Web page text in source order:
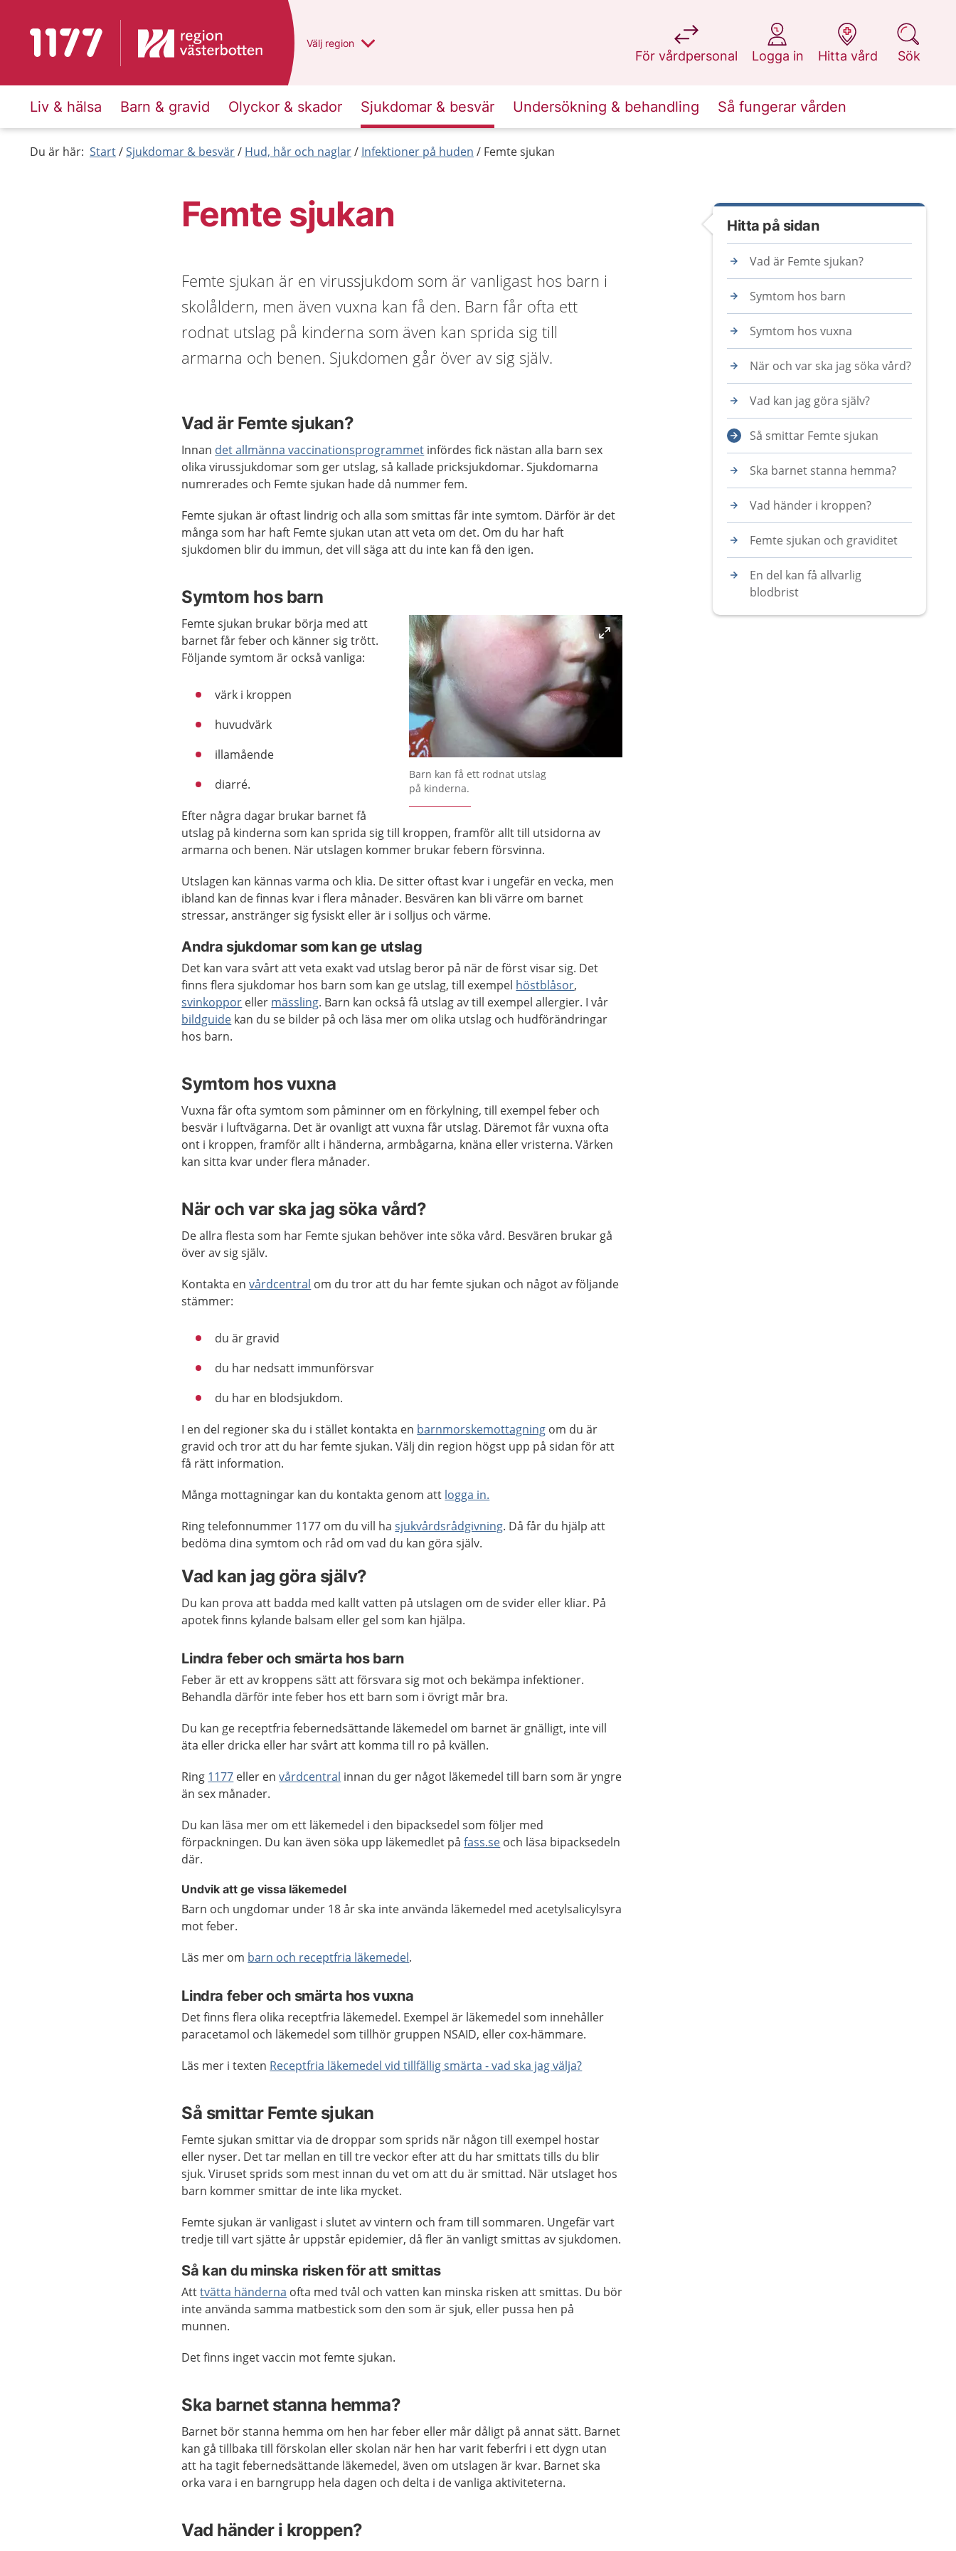
Till startsidan för 1177 Du har valt region
Välj en annan
region
För vårdpersonal
på 1177.se
Logga in
på 1177.se
Hitta vård
på 1177.se
Sök
på 1177.se
Liv & hälsa Barn & gravid Olyckor & skador Sjukdomar & besvär Undersökning & behandling Så fungerar vården
Du är här: Start Sjukdomar & besvär Hud, hår och naglar Infektioner på huden Femte sjukan
Femte sjukan
Femte sjukan är en virussjukdom som är vanligast hos barn i
skolåldern, men även vuxna kan få den. Barn får ofta ett
rodnat utslag på kinderna som även kan sprida sig till
armarna och benen. Sjukdomen går över av sig själv.
Vad är Femte sjukan?
Innan det allmänna vaccinationsprogrammet infördes fick nästan alla barn sex
olika virussjukdomar som ger utslag, så kallade pricksjukdomar. Sjukdomarna
numrerades och Femte sjukan hade då nummer fem.
Femte sjukan är oftast lindrig och alla som smittas får inte symtom. Därför är det
många som har haft Femte sjukan utan att veta om det. Om du har haft
sjukdomen blir du immun, det vill säga att du inte kan få den igen.
Symtom hos barn
Förstora bilden
Barn kan få ett rodnat utslag
på kinderna.
Femte sjukan brukar börja med att
barnet får feber och känner sig trött.
Följande symtom är också vanliga:
värk i kroppen
huvudvärk
illamående
diarré.
Efter några dagar brukar barnet få
utslag på kinderna som kan sprida sig till kroppen, framför allt till utsidorna av
armarna och benen. När utslagen kommer brukar febern försvinna.
Utslagen kan kännas varma och klia. De sitter oftast kvar i ungefär en vecka, men
ibland kan de finnas kvar i flera månader. Besvären kan bli värre om barnet
stressar, anstränger sig fysiskt eller är i solljus och värme.
Andra sjukdomar som kan ge utslag
Det kan vara svårt att veta exakt vad utslag beror på när de först visar sig. Det
finns flera sjukdomar hos barn som kan ge utslag, till exempel höstblåsor,
svinkoppor eller mässling. Barn kan också få utslag av till exempel allergier. I vår
bildguide kan du se bilder på och läsa mer om olika utslag och hudförändringar
hos barn.
Symtom hos vuxna
Vuxna får ofta symtom som påminner om en förkylning, till exempel feber och
besvär i luftvägarna. Det är ovanligt att vuxna får utslag. Däremot får vuxna ofta
ont i kroppen, framför allt i händerna, armbågarna, knäna eller vristerna. Värken
kan sitta kvar under flera månader.
När och var ska jag söka vård?
De allra flesta som har Femte sjukan behöver inte söka vård. Besvären brukar gå
över av sig själv.
Kontakta envårdcentral om du tror att du har femte sjukan och något av följande
stämmer:
du är gravid
du har nedsatt immunförsvar
du har en blodsjukdom.
I en del regioner ska du i stället kontakta en barnmorskemottagning om du är
gravid och tror att du har femte sjukan. Välj din region högst upp på sidan för att
få rätt information.
Många mottagningar kan du kontakta genom att logga in.
Ring telefonnummer 1177 om du vill hasjukvårdsrådgivning. Då får du hjälp att
bedöma dina symtom och råd om vad du kan göra själv.
Vad kan jag göra själv?
Du kan prova att badda med kallt vatten på utslagen om de svider eller kliar. På
apotek finns kylande balsam eller gel som kan hjälpa.
Lindra feber och smärta hos barn
Feber är ett av kroppens sätt att försvara sig mot och bekämpa infektioner.
Behandla därför inte feber hos ett barn som i övrigt mår bra.
Du kan ge receptfria febernedsättande läkemedel om barnet är gnälligt, inte vill
äta eller dricka eller har svårt att komma till ro på kvällen.
Ring 1177 eller envårdcentral innan du ger något läkemedel till barn som är yngre
än sex månader.
Du kan läsa mer om ett läkemedel i den bipacksedel som följer med
förpackningen. Du kan även söka upp läkemedlet påfass.se och läsa bipacksedeln
där.
Undvik att ge vissa läkemedel
Barn och ungdomar under 18 år ska inte använda läkemedel med acetylsalicylsyra
mot feber.
Läs mer om barn och receptfria läkemedel.
Lindra feber och smärta hos vuxna
Det finns flera olika receptfria läkemedel. Exempel är läkemedel som innehåller
paracetamol och läkemedel som tillhör gruppen NSAID, eller cox-hämmare.
Läs mer i texten Receptfria läkemedel vid tillfällig smärta - vad ska jag välja?
Så smittar Femte sjukan
Femte sjukan smittar via de droppar som sprids när någon till exempel hostar
eller nyser. Det tar mellan en till tre veckor efter att du har smittats tills du blir
sjuk. Viruset sprids som mest innan du vet om att du är smittad. När utslaget hos
barn kommer smittar de inte lika mycket.
Femte sjukan är vanligast i slutet av vintern och fram till sommaren. Ungefär vart
tredje till vart sjätte år uppstår epidemier, då fler än vanligt smittas av sjukdomen.
Så kan du minska risken för att smittas
Atttvätta händerna ofta med tvål och vatten kan minska risken att smittas. Du bör
inte använda samma matbestick som den som är sjuk, eller pussa hen på
munnen.
Det finns inget vaccin mot femte sjukan.
Ska barnet stanna hemma?
Barnet bör stanna hemma om hen har feber eller mår dåligt på annat sätt. Barnet
kan gå tillbaka till förskolan eller skolan när hen har varit feberfri i ett dygn utan
att ha tagit febernedsättande läkemedel, även om utslagen är kvar. Barnet ska
orka vara i en barngrupp hela dagen och delta i de vanliga aktiviteterna.
Vad händer i kroppen?
Hitta på sidan
Vad är Femte sjukan?
Symtom hos barn
Symtom hos vuxna
När och var ska jag söka vård?
Vad kan jag göra själv?
Så smittar Femte sjukan
Ska barnet stanna hemma?
Vad händer i kroppen?
Femte sjukan och graviditet
En del kan få allvarlig
blodbrist